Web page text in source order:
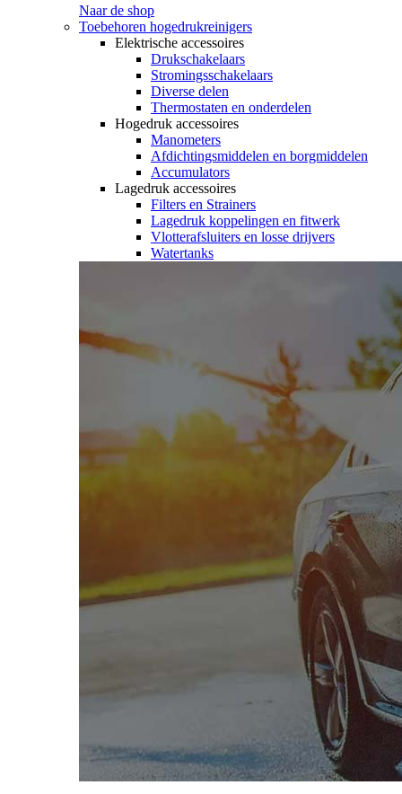
Naar de shop
Toebehoren hogedrukreinigers
Elektrische accessoires
Drukschakelaars
Stromingsschakelaars
Diverse delen
Thermostaten en onderdelen
Hogedruk accessoires
Manometers
Afdichtingsmiddelen en borgmiddelen
Accumulators
Lagedruk accessoires
Filters en Strainers
Lagedruk koppelingen en fitwerk
Vlotterafsluiters en losse drijvers
Watertanks